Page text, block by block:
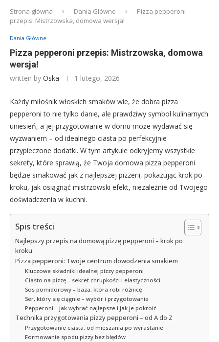
Strona główna Dania Główne
Pizza pepperoni
przepis: Mistrzowska, domowa wersja!
Dania Główne
Pizza pepperoni przepis: Mistrzowska, domowa
wersja!
written by Oska 1 lutego, 2026
Każdy miłośnik włoskich smaków wie, że dobra pizza
pepperoni to nie tylko danie, ale prawdziwy symbol kulinarnych
uniesień, a jej przygotowanie w domu może wydawać się
wyzwaniem – od idealnego ciasta po perfekcyjnie
przypieczone dodatki. W tym artykule odkryjemy wszystkie
sekrety, które sprawią, że Twoja domowa pizza pepperoni
będzie smakować jak z najlepszej pizzerii, pokazując krok po
kroku, jak osiągnąć mistrzowski efekt, niezależnie od Twojego
doświadczenia w kuchni.
Spis treści
Najlepszy przepis na domową pizzę pepperoni – krok po
kroku
Pizza pepperoni: Twoje centrum dowodzenia smakiem
Kluczowe składniki idealnej pizzy pepperoni
Ciasto na pizzę – sekret chrupkości i elastyczności
Sos pomidorowy – baza, która robi różnicę
Ser, który się ciągnie – wybór i przygotowanie
Pepperoni – jak wybrać najlepsze i jak je pokroić
Technika przygotowania pizzy pepperoni – od A do Z
Przygotowanie ciasta: od mieszania po wyrastanie
Formowanie spodu pizzy bez błędów